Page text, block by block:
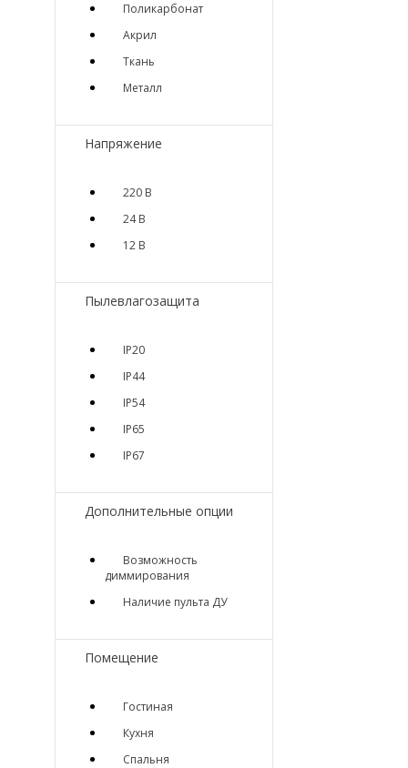
Поликарбонат
Акрил
Ткань
Металл
Напряжение
220 В
24 В
12 В
Пылевлагозащита
IP20
IP44
IP54
IP65
IP67
Дополнительные опции
Возможность
диммирования
Наличие пульта ДУ
Помещение
Гостиная
Кухня
Спальня